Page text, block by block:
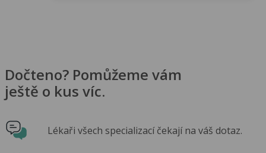
Dočteno? Pomůžeme vám
ještě o kus víc.
Lékaři všech specializací čekají na váš dotaz.